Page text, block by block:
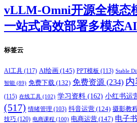
vLLM-Omni开源全模态
一站式高效部署多模态
标签云
AI工具 (117) AI绘画 (145) PPT模板 (113) Stable
智能 (89) 免费下载 (132) 免费资源 (234)
(115) 在线工具 (102) 学习资料 (162) 小红书运
(517) 情绪管理 (103) 抖音运营 (124) 摄影教
技巧 (120) 电商课程 (100) 电商运营 (147) 电子